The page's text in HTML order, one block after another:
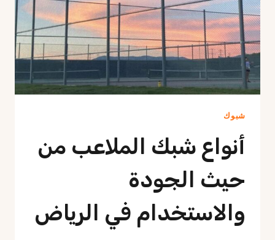
شبوك
أنواع شبك الملاعب من
حيث الجودة
والاستخدام في الرياض